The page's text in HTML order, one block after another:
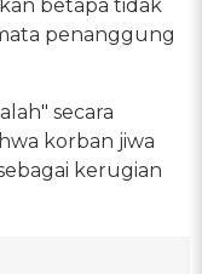
betapa tidak
penanggung
secara
korban jiwa
kerugian